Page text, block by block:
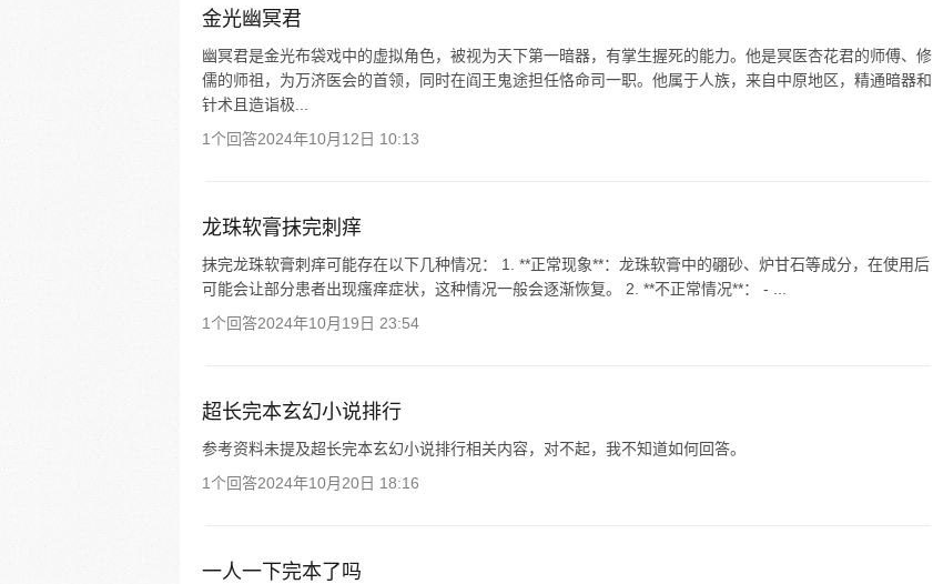
金光幽冥君
幽冥君是金光布袋戏中的虚拟角色，被视为天下第一暗器，有掌生握死的能力。他是冥医杏花君的师傅、修
儒的师祖，为万济医会的首领，同时在阎王鬼途担任恪命司一职。他属于人族，来自中原地区，精通暗器和
针术且造诣极...
1个回答2024年10月12日 10:13
龙珠软膏抹完刺痒
抹完龙珠软膏刺痒可能存在以下几种情况： 1. **正常现象**：龙珠软膏中的硼砂、炉甘石等成分，在使用后
可能会让部分患者出现瘙痒症状，这种情况一般会逐渐恢复。 2. **不正常情况**： - ...
1个回答2024年10月19日 23:54
超长完本玄幻小说排行
参考资料未提及超长完本玄幻小说排行相关内容，对不起，我不知道如何回答。
1个回答2024年10月20日 18:16
一人一下完本了吗